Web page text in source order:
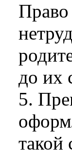
Право
до их
5.
такой